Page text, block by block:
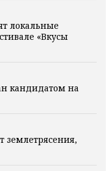
локальные
«Вкусы
кандидатом на
землетрясения,